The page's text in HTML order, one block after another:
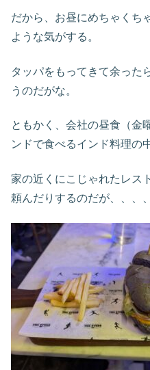
だから、お昼にめちゃくち
ような気がする。
タッパをもってきて余った
うのだがな。
ともかく、会社の昼食（金
ンドで食べるインド料理の
家の近くにこじゃれたレス
頼んだりするのだが、、、、